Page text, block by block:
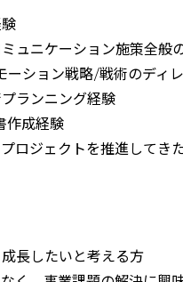
ュニケーション施策全般
ーション戦略/戦術のディ
ランニング経験
作成経験
ロジェクトを推進してき
長したいと考える方